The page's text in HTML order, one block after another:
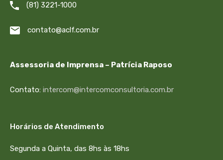
Boa Vista Boulevard
(81) 3221-1000
contato@aclf.com.br
Assessoria de Imprensa – Patrícia Raposo
Contato: intercom@intercomconsultoria.com.br
Horários de Atendimento
Segunda a Quinta, das 8hs às 18hs